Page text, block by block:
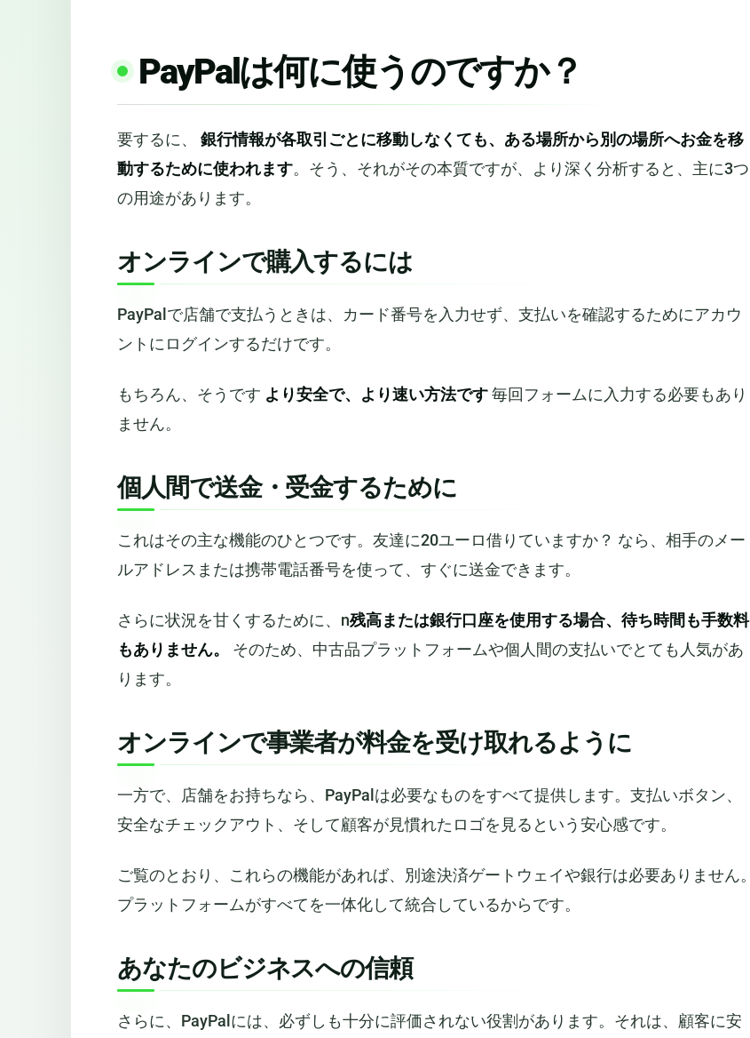
PayPalは何に使うのですか？
要するに、 銀行情報が各取引ごとに移動しなくても、ある場所から別の場所へお金を移
動するために使われます。そう、それがその本質ですが、より深く分析すると、主に3つ
の用途があります。
オンラインで購入するには
PayPalで店舗で支払うときは、カード番号を入力せず、支払いを確認するためにアカウ
ントにログインするだけです。
もちろん、そうです より安全で、より速い方法です毎回フォームに入力する必要もあり
ません。
個人間で送金・受金するために
これはその主な機能のひとつです。友達に20ユーロ借りていますか？ なら、相手のメー
ルアドレスまたは携帯電話番号を使って、すぐに送金できます。
さらに状況を甘くするために、n残高または銀行口座を使用する場合、待ち時間も手数料
もありません。
そのため、中古品プラットフォームや個人間の支払いでとても人気があ
ります。
オンラインで事業者が料金を受け取れるように
一方で、店舗をお持ちなら、PayPalは必要なものをすべて提供します。支払いボタン、
安全なチェックアウト、そして顧客が見慣れたロゴを見るという安心感です。
ご覧のとおり、これらの機能があれば、別途決済ゲートウェイや銀行は必要ありません。
プラットフォームがすべてを一体化して統合しているからです。
あなたのビジネスへの信頼
さらに、PayPalには、必ずしも十分に評価されない役割があります。それは、顧客に安